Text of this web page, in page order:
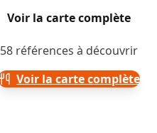
Voir la carte complète
58 références à découvrir
Voir la carte complète